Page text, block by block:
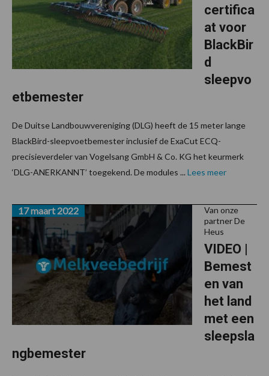
certifica
at voor
BlackBir
d
sleepvo
etbemester
De Duitse Landbouwvereniging (DLG) heeft de 15 meter lange
BlackBird-sleepvoetbemester inclusief de ExaCut ECQ-
precisieverdeler van Vogelsang GmbH & Co. KG het keurmerk
‘DLG-ANERKANNT’ toegekend. De modules ... Lees meer
Van onze
partner De
Heus
VIDEO |
Bemest
en van
het land
met een
sleepsla
ngbemester
17 maart 2022